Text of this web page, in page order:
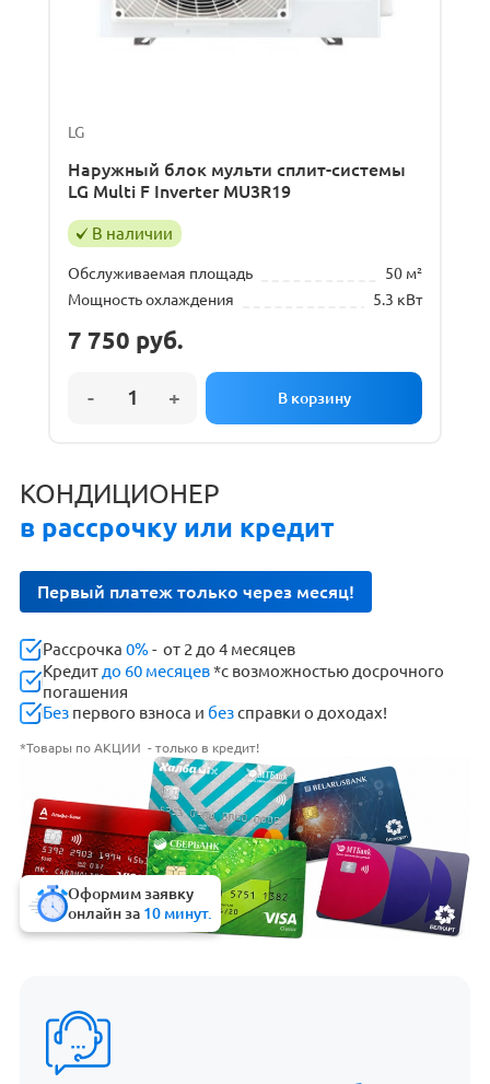
LG
Наружный блок мульти сплит-системы
LG Multi F Inverter MU3R19
В наличии
Обслуживаемая площадь
50 м²
Мощность охлаждения
5.3 кВт
7 750 руб.
КОНДИЦИОНЕР
в рассрочку или кредит
Первый платеж только через месяц!
Рассрочка0% - от 2 до 4 месяцев
Кредит до 60 месяцев*с возможностью досрочного
погашения
Без первого взноса и безсправки о доходах!
*Товары по АКЦИИ - только в кредит!
Оформим заявку
онлайн за 10 минут.